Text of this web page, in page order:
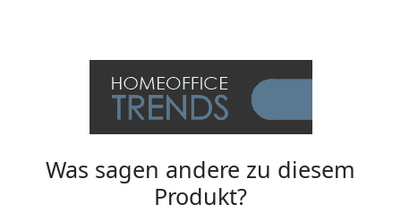
Was sagen andere zu diesem
Produkt?